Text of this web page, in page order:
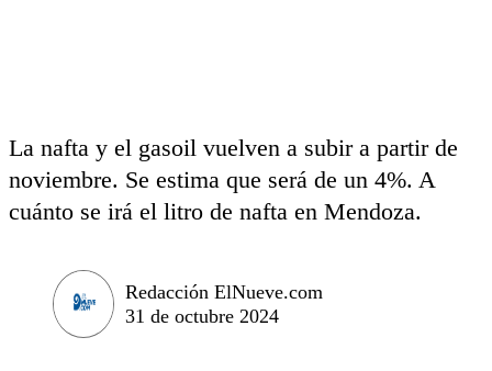
La nafta y el gasoil vuelven a subir a partir de
noviembre. Se estima que será de un 4%. A
cuánto se irá el litro de nafta en Mendoza.
Redacción ElNueve.com
31 de octubre 2024